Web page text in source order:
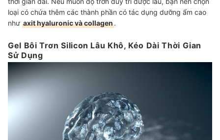
loại có chứa thêm các thành phần có tác dụng dưỡng ẩm cao
như axit hyaluronic và collagen.
Gel Bôi Trơn Silicon Lâu Khô, Kéo Dài Thời Gian
Sử Dụng